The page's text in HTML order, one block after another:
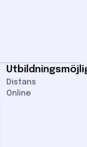
Distans
Online